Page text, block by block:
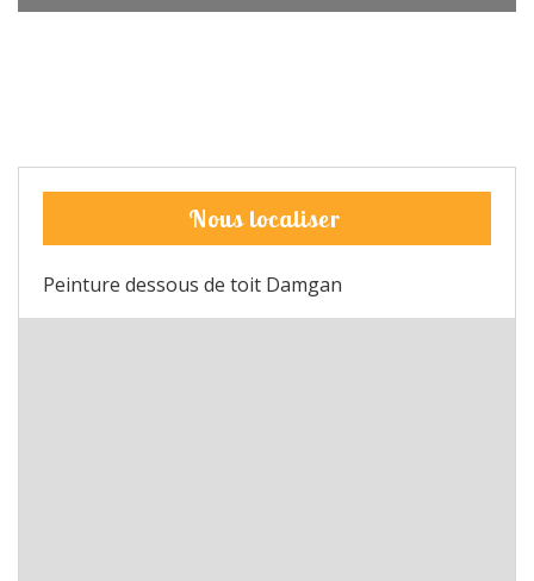
Nous localiser
Peinture dessous de toit Damgan